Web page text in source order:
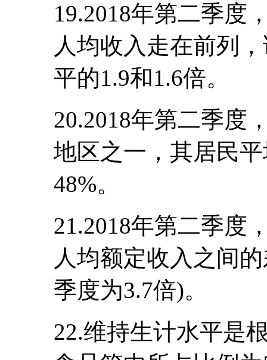
19.2018年第二季度
人均收入走在前列
平的1.9和1.6倍。
20.2018年第二季度
地区之一，其居民
48%。
21.2018年第二季度
人均额定收入之间
季度为3.7倍)。
22.维持生计水平是